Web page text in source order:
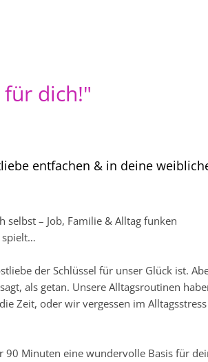
dich!"
entfachen & in deine
selbst – Job, Familie & Alltag funken
spielt…
der Schlüssel für unser Glück ist.
als getan. Unsere Alltagsroutinen
Zeit, oder wir vergessen im Alltagsstress
90 Minuten eine wundervolle Basis für